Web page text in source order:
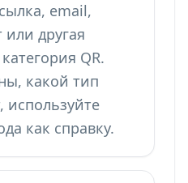
email,
или другая
QR.
какой тип
используйте
как справку.